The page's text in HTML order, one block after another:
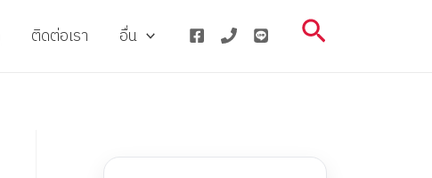
ติดต่อเรา อื่น Search